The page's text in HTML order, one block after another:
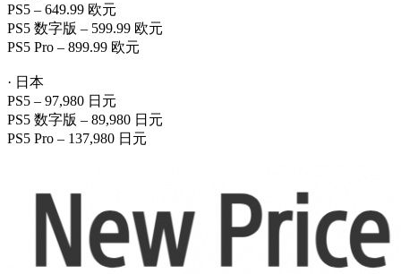
PS5 – 649.99 欧元
PS5 数字版 – 599.99 欧元
PS5 Pro – 899.99 欧元
· 日本
PS5 – 97,980 日元
PS5 数字版 – 89,980 日元
PS5 Pro – 137,980 日元